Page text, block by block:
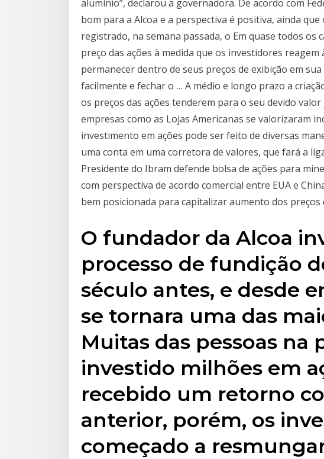
alumínio”, declarou a governadora. De acordo com
bom para a Alcoa e a perspectiva é positiva, ainda
registrado, na semana passada, o Em quase todos os
preço das ações à medida que os investidores
permanecer dentro de seus preços de exibição em
facilmente e fechar o … A médio e longo prazo a
os preços das ações tenderem para o seu devido
empresas como as Lojas Americanas se valorizaram
investimento em ações pode ser feito de diversas
uma conta em uma corretora de valores, que fará a
Presidente do Ibram defende bolsa de ações para
com perspectiva de acordo comercial entre EUA e
bem posicionada para capitalizar aumento dos preços
O fundador da Alcoa
processo de fundição
século antes, e desde
se tornara uma das
Muitas das pessoas na
investido milhões em
recebido um retorno
anterior, porém, os
começado a